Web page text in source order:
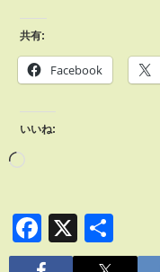
共有:
Facebook
いいね:
Facebook
X
有